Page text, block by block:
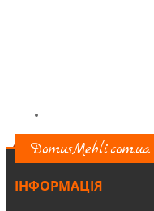
DomusMebli.com.ua
ІНФОРМАЦІЯ